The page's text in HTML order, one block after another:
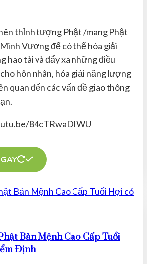
thể
được
chọn
trên
trang
phẩm
thỉnh tượng Phật /mang Phật
Vương để có thể hóa giải
hao tài và đẩy xa những điều
hôn nhân, hóa giải năng lượng
quan đến các vấn đề giao thông
84cTRwaDIWU
phẩm
có
Các
Bản Mệnh Cao Cấp Tuổi
Định